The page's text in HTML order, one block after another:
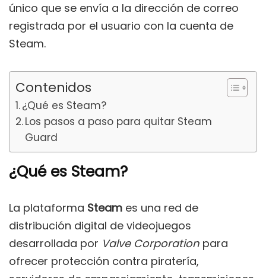
único que se envía a la dirección de correo
registrada por el usuario con la cuenta de
Steam.
Contenidos
¿Qué es Steam?
Los pasos a paso para quitar Steam
Guard
¿Qué es Steam?
La plataforma Steam es una red de
distribución digital de videojuegos
desarrollada por Valve Corporation para
ofrecer protección contra piratería,